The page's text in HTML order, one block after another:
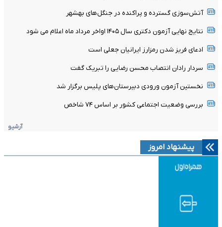
آتش‌سوزی گسترده و پراکنده در جنگل‌های بهشهر
نتایج نهایی آزمون دکتری سال ۱۴۰۵ اواخر مرداد ماه اعلام می شود
ادعای فریز شدن رمزارز ایرانیان جعلی است
سردار رادان انتصاب محسن رضایی را تبریک گفت
نخستین آزمون ورودی دبیرستان‌های پلیس برگزار شد
بررسی وضعیت اجتماعی کشور بر اساس ۷۴ شاخص
آرشیو
پیشنهاد امروز